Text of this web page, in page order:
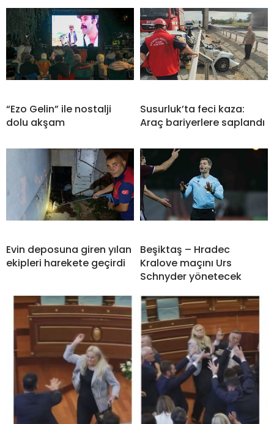
“Ezo Gelin” ile nostalji
dolu akşam
Susurluk’ta feci kaza:
Araç bariyerlere saplandı
Evin deposuna giren yılan
ekipleri harekete geçirdi
Beşiktaş – Hradec
Kralove maçını Urs
Schnyder yönetecek